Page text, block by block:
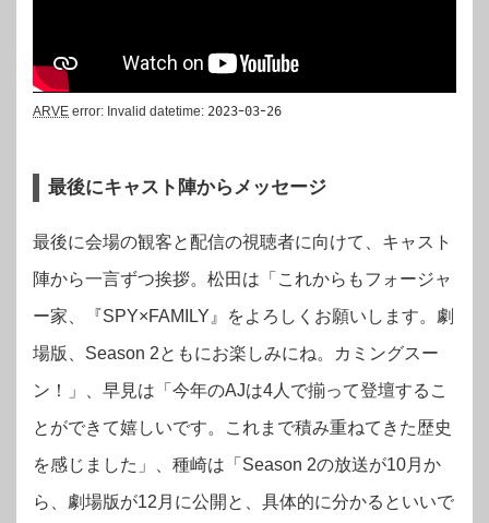
ARVE error: Invalid datetime: 2023ｰ03ｰ26
最後にキャスト陣からメッセージ
最後に会場の観客と配信の視聴者に向けて、キャスト
陣から一言ずつ挨拶。松田は「これからもフォージャ
ー家、『SPY×FAMILY』をよろしくお願いします。劇
場版、Season 2ともにお楽しみにね。カミングスー
ン！」、 早見は「今年のAJは4人で揃って登壇するこ
とができて嬉しいです。これまで積み重ねてきた歴史
を感じました」、種崎は「Season 2の放送が10月か
ら、劇場版が12月に公開と、具体的に分かるといいで